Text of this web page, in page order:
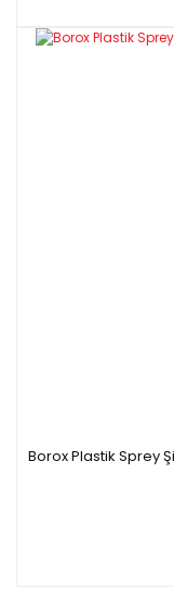
Borox Plastik Sprey